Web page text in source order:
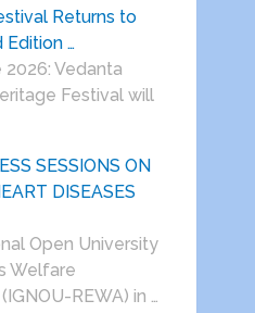
Returns to
Edition …
2026: Vedanta
Festival will
SESSIONS ON
DISEASES
Open University
Welfare
REWA) in …